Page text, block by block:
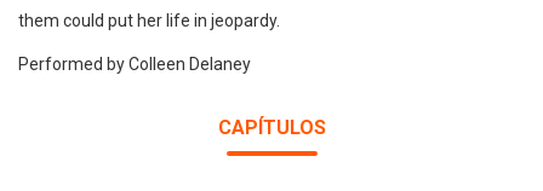
them could put her life in jeopardy.
Performed by Colleen Delaney
CAPÍTULOS